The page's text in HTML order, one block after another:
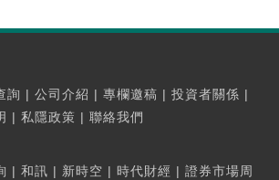
詢 | 公司介紹 | 專欄邀稿 | 投資者關係 |
| 私隱政策 | 聯絡我們
| 和訊 | 新時空 | 時代財經 | 證券市場周